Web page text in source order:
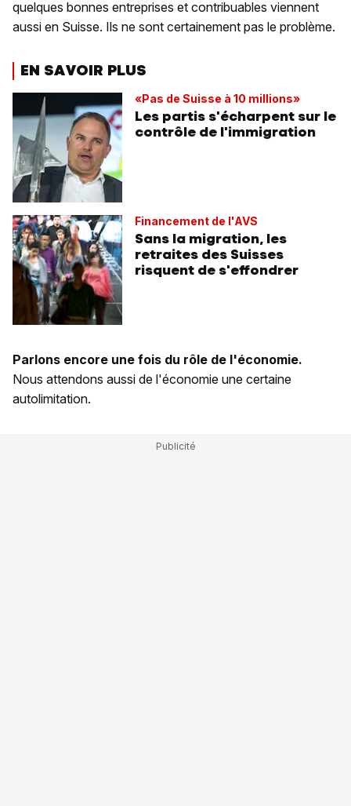
quelques bonnes entreprises et contribuables viennent
aussi en Suisse. Ils ne sont certainement pas le problème.
EN SAVOIR PLUS
«Pas de Suisse à 10 millions»
Les partis s'écharpent sur le
contrôle de l'immigration
Financement de l'AVS
Sans la migration, les
retraites des Suisses
risquent de s'effondrer
Parlons encore une fois du rôle de l'économie.
Nous attendons aussi de l'économie une certaine
autolimitation.